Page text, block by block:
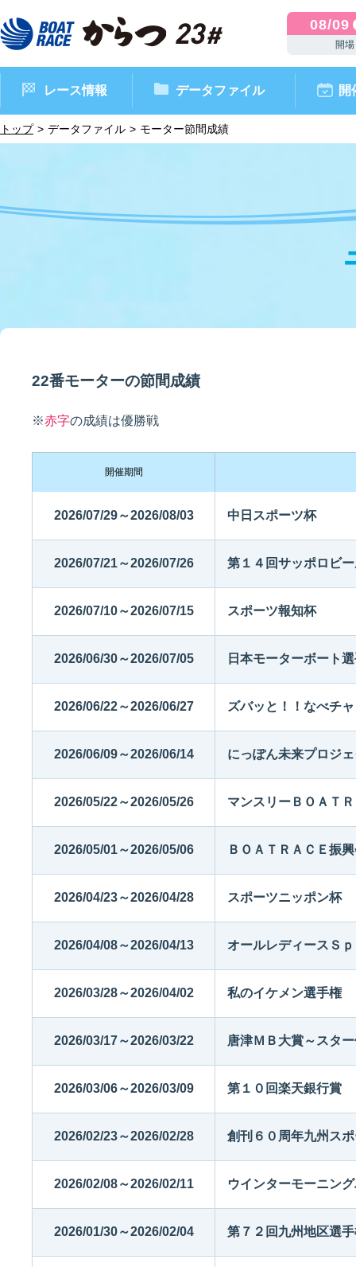
08/09
開場
レース情報
進入コース別選手成績
データファイル 開
外向発売所 ドリームピッ
マンスリーレースガイド
トップ データファイル モーター節間成績
22番モーターの節間成績
※赤字の成績は優勝戦
開催期間
2026/07/29～2026/08/03 中日スポーツ杯
2026/07/21～2026/07/26 第１４回サッポロビ
2026/07/10～2026/07/15 スポーツ報知杯
2026/06/30～2026/07/05 日本モーターボート
2026/06/22～2026/06/27 ズバッと！！なべチ
2026/06/09～2026/06/14 にっぽん未来プロジ
2026/05/22～2026/05/26 マンスリーＢＯＡＴ
2026/05/01～2026/05/06 ＢＯＡＴＲＡＣＥ振
2026/04/23～2026/04/28 スポーツニッポン杯
2026/04/08～2026/04/13 オールレディースＳ
2026/03/28～2026/04/02 私のイケメン選手権
2026/03/17～2026/03/22 唐津ＭＢ大賞～スタ
2026/03/06～2026/03/09 第１０回楽天銀行賞
2026/02/23～2026/02/28 創刊６０周年九州ス
2026/02/08～2026/02/11 ウインターモーニン
2026/01/30～2026/02/04 第７２回九州地区選